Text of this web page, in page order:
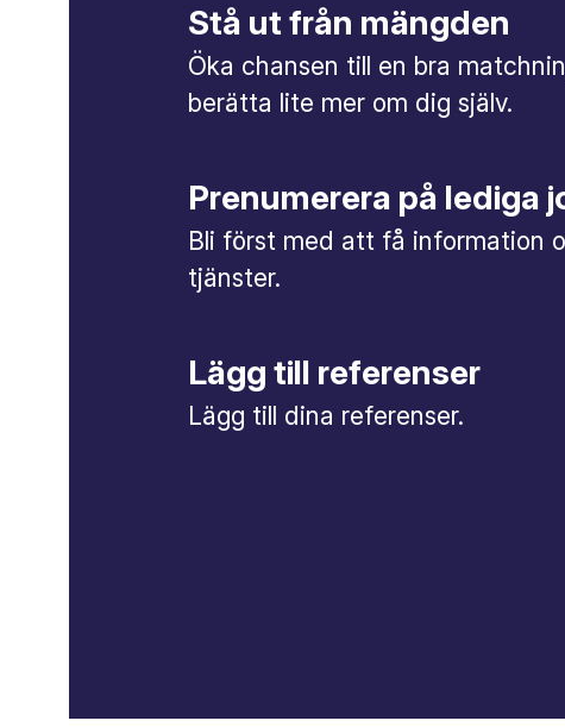
Stå ut från mängden
Öka chansen till en bra
berätta lite mer om dig själv.
Prenumerera på lediga
Bli först med att få information
tjänster.
Lägg till referenser
Lägg till dina referenser.